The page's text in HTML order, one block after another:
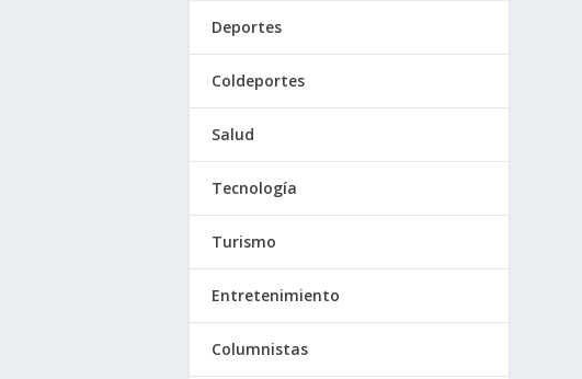
Deportes
Coldeportes
Salud
Tecnología
Turismo
Entretenimiento
Columnistas